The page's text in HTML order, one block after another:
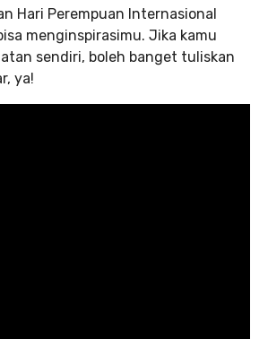
Hari Perempuan Internasional
menginspirasimu. Jika kamu
sendiri, boleh banget tuliskan
ya!